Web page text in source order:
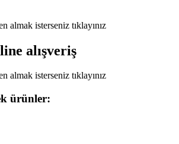
almak isterseniz tıklayınız
alışveriş
almak isterseniz tıklayınız
ürünler: